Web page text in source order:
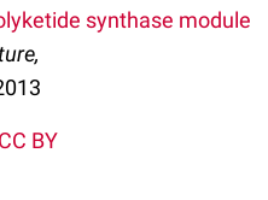
synthase module
CC BY